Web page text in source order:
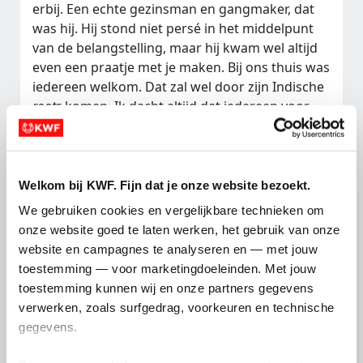
Welkom bij KWF. Fijn dat je onze website bezoekt.
We gebruiken cookies en vergelijkbare technieken om
onze website goed te laten werken, het gebruik van onze
website en campagnes te analyseren en — met jouw
toestemming — voor marketingdoeleinden. Met jouw
toestemming kunnen wij en onze partners gegevens
verwerken, zoals surfgedrag, voorkeuren en technische
gegevens.
erbij. Een echte gezinsman en gangmaker, dat
was hij. Hij stond niet persé in het middelpunt
van de belangstelling, maar hij kwam wel altijd
even een praatje met je maken. Bij ons thuis was
iedereen welkom. Dat zal wel door zijn Indische
roots komen. Ik dacht altijd dat iedereen voor
mij kwam op mijn verjaardag, maar eigenlijk
Vrije val
In de zomer van 2020 kreeg m’n vader last van
zijn buik. Hij was een sportieve, fitte man. Had
eigenlijk nooit iets. Dus ging hij toch maar naar
de huisarts. De uitslag na het bloedprikken:
verhoogde leverwaarden. We gingen als gezin –
mijn ouders, broer en ik – op vakantie naar
Spanje.